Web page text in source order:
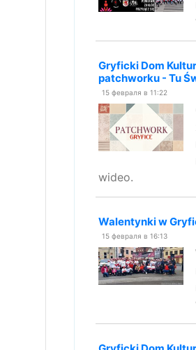
Gryficki Dom
patchworku - Tu
15 февраля в 11:22
wideo.
Walentynki w
15 февраля в 16:13